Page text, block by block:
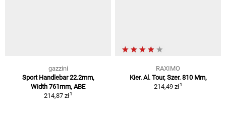
gazzini
Sport Handlebar 22.2mm,
Width 761mm, ABE
214,87 zł1
RAXIMO
Kier. Al. Tour, Szer. 810 Mm,
214,49 zł1